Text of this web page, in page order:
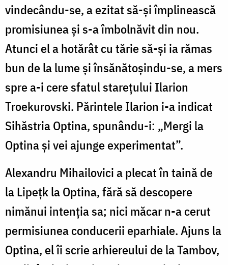
vindecându-se, a ezitat să-și împlinească
promisiunea și s-a îmbolnăvit din nou.
Atunci el a hotărât cu tărie să-și ia rămas
bun de la lume și însănătoșindu-se, a mers
spre a-i cere sfatul starețului Ilarion
Troekurovski. Părintele Ilarion i-a indicat
Sihăstria Optina, spunându-i: „Mergi la
Optina și vei ajunge experimentat”.
Alexandru Mihailovici a plecat în taină de
la Lipețk la Optina, fără să descopere
nimănui intenția sa; nici măcar n-a cerut
permisiunea conducerii eparhiale. Ajuns la
Optina, el îi scrie arhiereului de la Tambov,